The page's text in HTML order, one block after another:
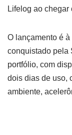
Lifelog ao chegar
O lançamento é à
conquistado pela
portfólio, com
dois dias de uso,
ambiente,